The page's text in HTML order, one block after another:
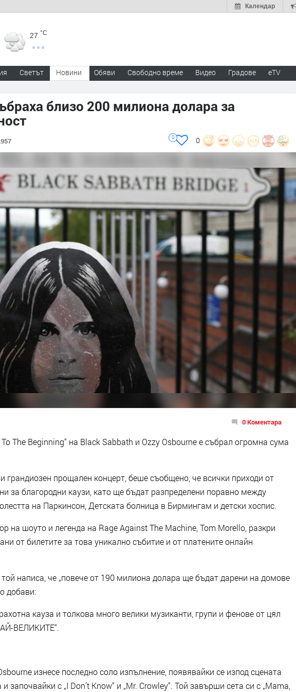
Календар
27 °C
Светът Новини Обяви Свободно време Видео Градове eTV
близо 200 милиона долара за
0
0
0 Коментара
The Beginning“ на Black Sabbath и Ozzy Osbourne е събрал огромна сума
грандиозен прощален концерт, беше съобщено, че всички приходи от
за благородни каузи, като ще бъдат разпределени поравно между
на Паркинсон, Детската болница в Бирмингам и детски хоспис.
на шоуто и легенда на Rage Against The Machine, Tom Morello, разкри
от билетите за това уникално събитие и от платените онлайн
написа, че „повече от 190 милиона долара ще бъдат дарени на домове
добави:
кауза и толкова много велики музиканти, групи и фенове от цял
ВЕЛИКИТЕ“.
изнесе последно соло изпълнение, появявайки се изпод сцената
започвайки с „I Don’t Know“ и „Mr. Crowley“. Той завърши сета си с „Mama,